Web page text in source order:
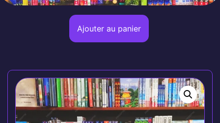
Ajouter au panier